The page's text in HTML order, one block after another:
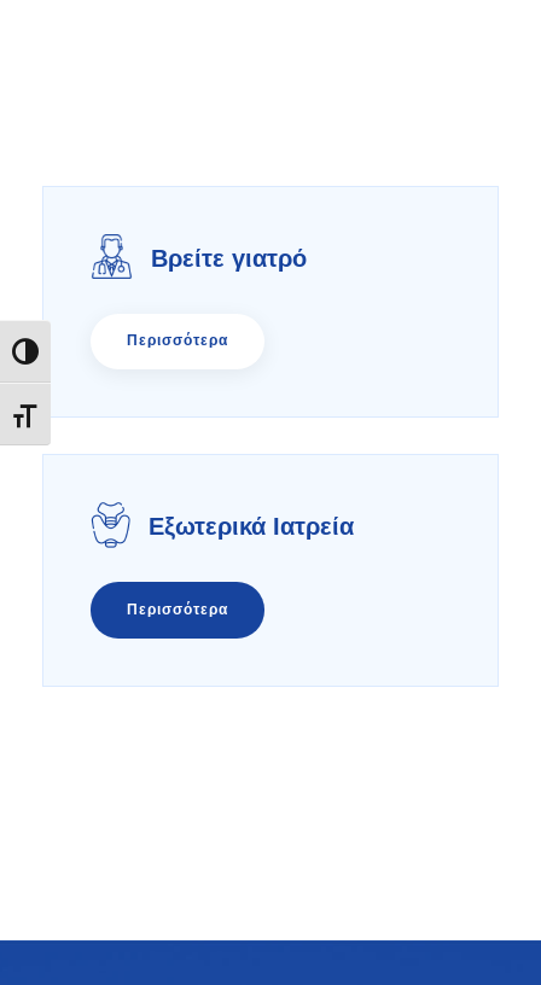
Εναλλαγή Υψηλής Αντίθεσης
Εναλλαγή Μεγέθους Γραμμάτων
Βρείτε γιατρό
Περισσότερα
Εξωτερικά Ιατρεία
Περισσότερα